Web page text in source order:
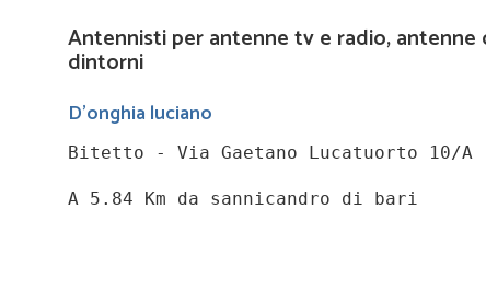
Antennisti per antenne tv e radio, antenne
dintorni
D'onghia luciano
Bitetto - Via Gaetano Lucatuorto 10/A
A 5.84 Km da sannicandro di bari